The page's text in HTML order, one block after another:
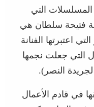
التي
فتيحة سلطان هي
اعتبرتها الفنانة
التي جعلت نجمها
النصر).
في قادم الأعمال